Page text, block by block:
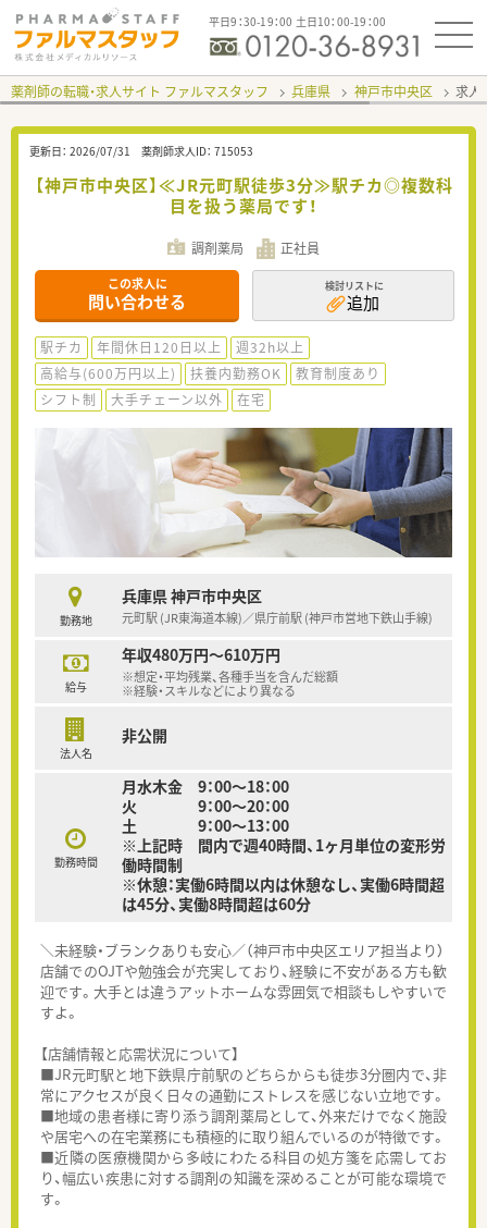
平日9：30-19：00 土日10：00-19：00
薬剤師の転職・求人サイト ファルマスタッフ 兵庫県 神戸市中央区 求人
更新日： 2026/07/31 薬剤師求人ID： 715053
【神戸市中央区】≪JR元町駅徒歩3分≫駅チカ◎複数科
目を扱う薬局です！
調剤薬局 正社員
この求人に
問い合わせる
検討リストに
追加
駅チカ 年間休日120日以上
週32h以上
高給与(600万円以上)
扶養内勤務OK
教育制度あり
シフト制
大手チェーン以外 在宅
勤務地
兵庫県 神戸市中央区
元町駅 (JR東海道本線)／県庁前駅 (神戸市営地下鉄山手線)
給与
年収480万円～610万円
※想定・平均残業、各種手当を含んだ総額
※経験・スキルなどにより異なる
法人名
非公開
勤務時間
月水木金 9：00～18：00
火 9：00～20：00
土 9：00～13：00
※上記時 間内で週40時間、1ヶ月単位の変形労
働時間制
※休憩：実働6時間以内は休憩なし、実働6時間超
は45分、実働8時間超は60分
＼未経験・ブランクありも安心／（神戸市中央区エリア担当より）
店舗でのOJTや勉強会が充実しており、経験に不安がある方も歓
迎です。大手とは違うアットホームな雰囲気で相談もしやすいで
すよ。
【店舗情報と応需状況について】
■JR元町駅と地下鉄県庁前駅のどちらからも徒歩3分圏内で、非
常にアクセスが良く日々の通勤にストレスを感じない立地です。
■地域の患者様に寄り添う調剤薬局として、外来だけでなく施設
や居宅への在宅業務にも積極的に取り組んでいるのが特徴です。
■近隣の医療機関から多岐にわたる科目の処方箋を応需してお
り、幅広い疾患に対する調剤の知識を深めることが可能な環境で
す。